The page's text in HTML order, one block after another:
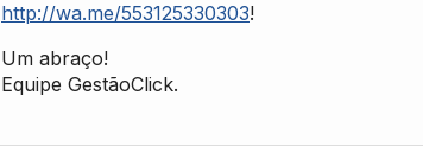
http://wa.me/553125330303!
Um abraço!
Equipe GestãoClick.